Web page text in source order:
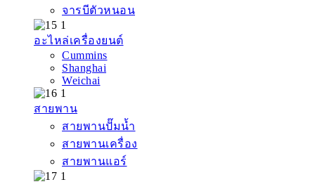
จารบีตัวหนอน
อะไหล่เครื่องยนต์
Cummins
Shanghai
Weichai
สายพาน
สายพานปั๊มน้ำ
สายพานเครื่อง
สายพานแอร์